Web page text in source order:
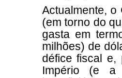
Actualmente, o
(em torno do
gasta em
milhões) de
défice fiscal e,
Império (e a